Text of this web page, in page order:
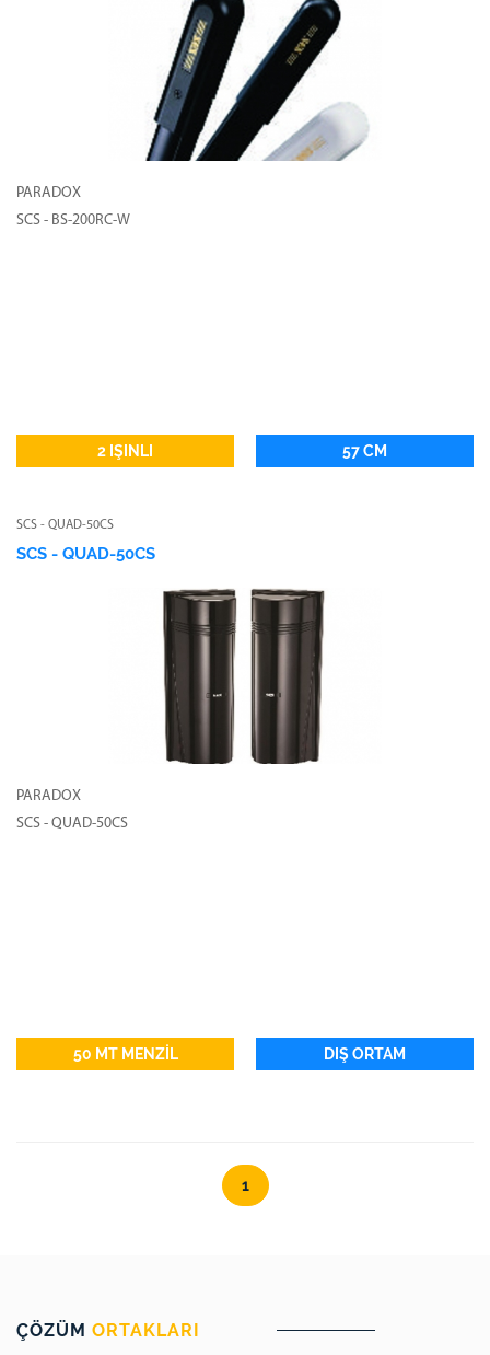
PARADOX
SCS - BS-200RC-W
2 IŞINLI 57 CM
SCS - QUAD-50CS
SCS - QUAD-50CS
PARADOX
SCS - QUAD-50CS
50 MT MENZİL DIŞ ORTAM
1
ÇÖZÜM ORTAKLARI